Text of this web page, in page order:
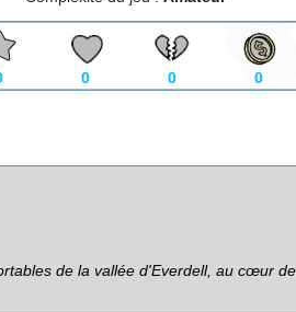
0 0 0
de la vallée d'Everdell, au cœur